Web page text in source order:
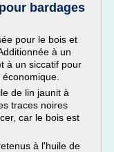
bardages
pour le bois et
à un
à un siccatif pour
de lin jaunit à
traces noires
car le bois est
à l'huile de